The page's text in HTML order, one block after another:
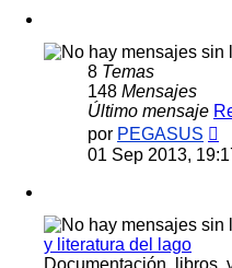
8 Temas
148 Mensajes
Último mensaje
por PEGASUS
01 Sep 2013,
y literatura del lago
Documentación, libros,